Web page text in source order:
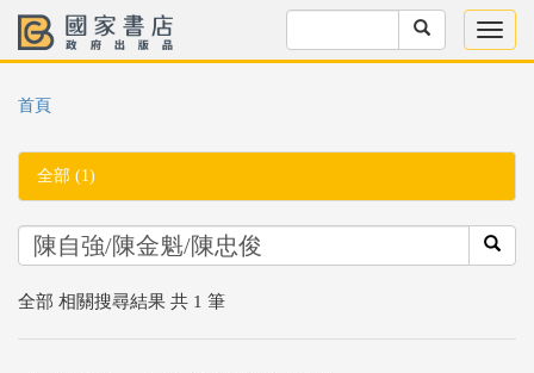
首頁
全部 (1)
全部 相關搜尋結果 共 1 筆